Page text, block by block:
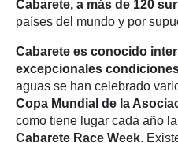
Cabarete, a más de 120
países del mundo y por
Cabarete es conocido
excepcionales
aguas se han celebrado
Copa Mundial de la
como tiene lugar cada año
Cabarete Race Week.